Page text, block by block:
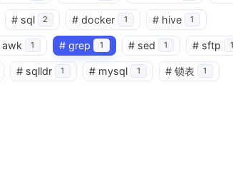
# sql 2 # docker 1 # hive 1
awk 1 # grep 1 # sed 1 # sftp 1
# sqlldr 1 # mysql 1 # 锁表 1